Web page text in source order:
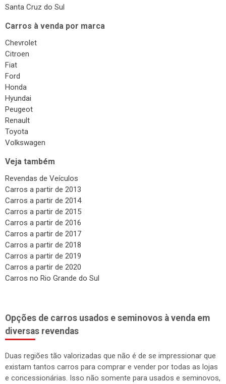
Santa Cruz do Sul
Carros à venda por marca
Chevrolet
Citroen
Fiat
Ford
Honda
Hyundai
Peugeot
Renault
Toyota
Volkswagen
Veja também
Revendas de Veículos
Carros a partir de 2013
Carros a partir de 2014
Carros a partir de 2015
Carros a partir de 2016
Carros a partir de 2017
Carros a partir de 2018
Carros a partir de 2019
Carros a partir de 2020
Carros no Rio Grande do Sul
Opções de carros usados e seminovos à venda em
diversas revendas
Duas regiões tão valorizadas que não é de se impressionar que
existam tantos carros para comprar e vender por todas as lojas
e concessionárias. Isso não somente para usados e seminovos,